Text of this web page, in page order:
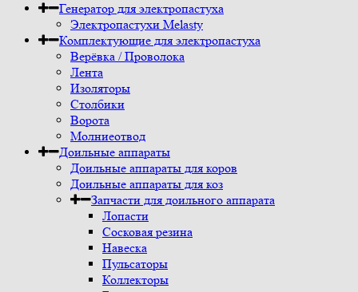
Генератор для электропастуха
Электропастухи Melasty
Комплектующие для электропастуха
Верёвка / Проволока
Лента
Изоляторы
Столбики
Ворота
Молниеотвод
Доильные аппараты
Доильные аппараты для коров
Доильные аппараты для коз
Запчасти для доильного аппарата
Лопасти
Сосковая резина
Навеска
Пульсаторы
Коллекторы